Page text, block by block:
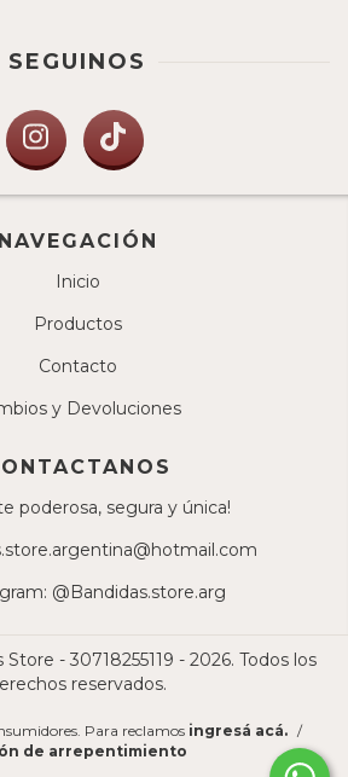
SEGUINOS
NAVEGACIÓN
Inicio
Productos
Contacto
y Devoluciones
poderosa, segura y única!
@Bandidas.store.arg
- 30718255119 - 2026. Todos los
reservados.
Para reclamos ingresá acá. /
de arrepentimiento